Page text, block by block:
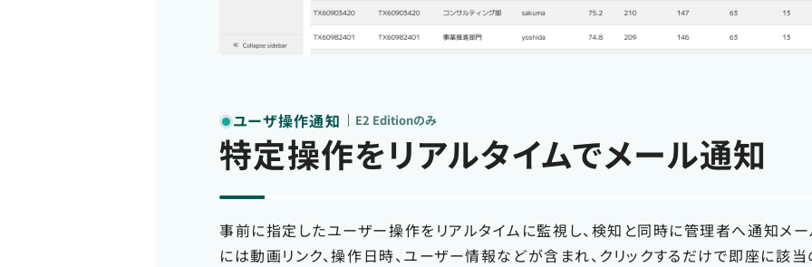
ユーザ操作通知 E2 Editionのみ
特定操作をリアルタイムでメール通知
事前に指定したユーザー操作をリアルタイムに監視し、検知と同時に管理者へ通知メ
には動画リンク、操作日時、ユーザー情報などが含まれ、クリックするだけで即座に該